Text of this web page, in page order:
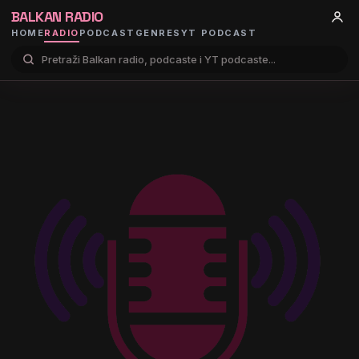
BALKAN RADIO
HOMERADIO PODCAST GENRES YT PODCAST